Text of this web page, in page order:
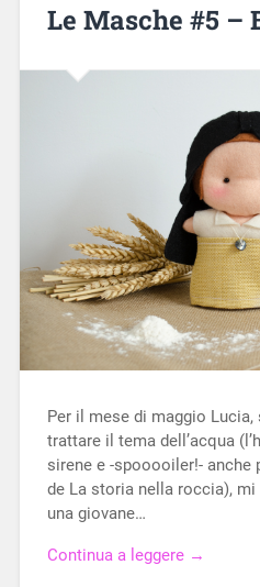
Le Masche #5 –
Per il mese di maggio Lucia,
trattare il tema dell’acqua
sirene e -spooooiler!- anche
de La storia nella roccia),
una giovane…
Continua a leggere →